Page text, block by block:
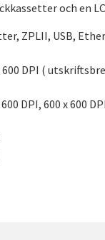
och en
ZPLII, USB,
DPI (
DPI, 600 x 600